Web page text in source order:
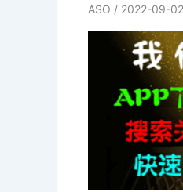
ASO / 2022-09-02